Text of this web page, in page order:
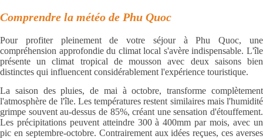
Comprendre la météo de Phu Quoc
Pour profiter pleinement de votre séjour à Phu Quoc, une
compréhension approfondie du climat local s'avère indispensable. L'île
présente un climat tropical de mousson avec deux saisons bien
distinctes qui influencent considérablement l'expérience touristique.
La saison des pluies, de mai à octobre, transforme complètement
l'atmosphère de l'île. Les températures restent similaires mais l'humidité
grimpe souvent au-dessus de 85%, créant une sensation d'étouffement.
Les précipitations peuvent atteindre 300 à 400mm par mois, avec un
pic en septembre-octobre. Contrairement aux idées reçues, ces averses